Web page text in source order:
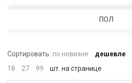
ПОЛ
Сортировать: по новизне дешевле
18
27 99 шт. на странице